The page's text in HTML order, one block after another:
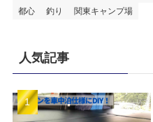
都心
釣り 関東キャンプ場
人気記事